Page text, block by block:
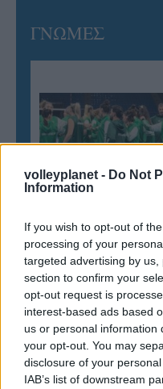
volleyplanet - Do Not
Information
If you wish to opt-out of
processing of your
targeted advertising by
section to confirm your
opt-out request is
interest-based ads based
us or personal information
your opt-out. You may
disclosure of your
IAB’s list of downstream
ΓΝΩΜΕΣ